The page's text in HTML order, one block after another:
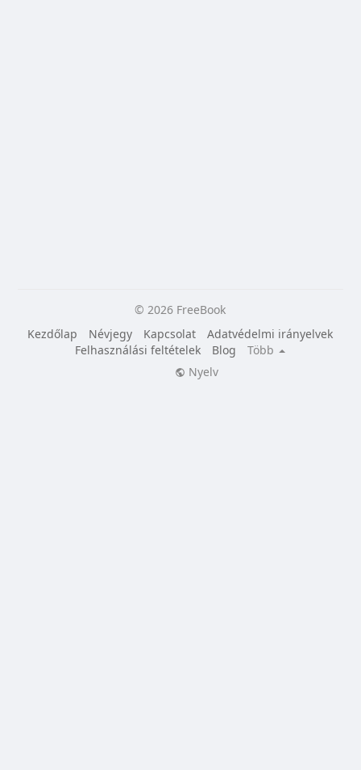
© 2026 FreeBook
Kezdőlap
Névjegy Kapcsolat
Adatvédelmi irányelvek
Felhasználási feltételek
Blog
Több
Nyelv